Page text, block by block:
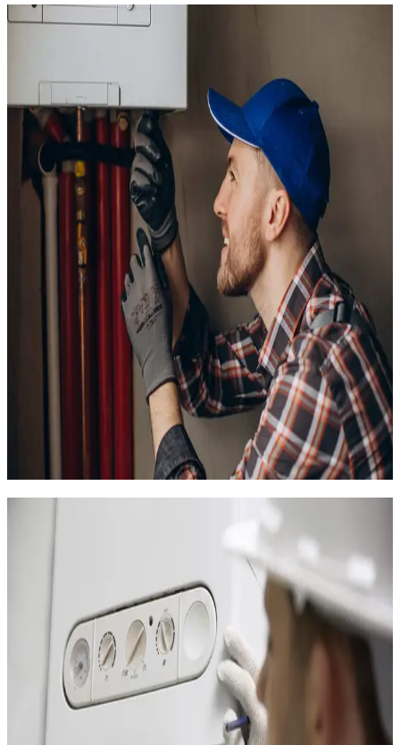
Chauffagiste au Grau-du-Roi :
Le chauffage au Grau-du-Roi est un sujet souvent sous-
estimé. Dans l'imaginaire, une station balnéaire n'a pas besoin
de chauffage. La réalité est tout autre : en hiver, le mistral et la
tramontane soufflent fort sur la côte camarguaise, les
températures descendent parfois sous 0 °C la nuit, et
l'humidité marine pénètre les logements mal isolés. Les
résidents permanents du centre ancien, rive gauche et rive
droite, le savent bien.
La majorité des logements au Grau-du-Roi sont chauffés à
l'électricité, avec des convecteurs d'époque dans les
résidences des années 70-80 de Port-Camargue. Ces
appareils vieillissants consomment beaucoup pour un confort
médiocre, et l'humidité marine les corrode de l'intérieur. Dans
les maisons du centre ancien, on trouve encore des chauffages
d'appoint au gaz ou des radiateurs à bain d'huile, solutions
bricolées au fil du temps.
Nos chauffagistes proposent des solutions modernes,
économiques et adaptées à l'environnement marin du Grau-
du-Roi. Chaque proposition est précédée d'un bilan thermique
qui tient compte de l'exposition aux vents, de l'isolation du
logement et de son usage (résidence principale ou secondaire).
Pompes à chaleur au Grau-du-Roi :
performance et résistance marine
Le Grau-du-Roi bénéficie d'un climat doux en hiver (5 à 10 °C
en moyenne de décembre à février), ce qui rend les pompes à
chaleur particulièrement performantes. Avec un COP
supérieur à 4, elles produisent 4 fois plus de chaleur qu'elles ne
consomment d'électricité, ce qui représente une économie
considérable par rapport aux convecteurs.
L'environnement marin du Grau-du-Roi impose cependant de
choisir des équipements conçus pour résister au sel. Nous
installons des PAC dotées de :